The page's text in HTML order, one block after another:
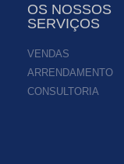
OS NOSSOS
SERVIÇOS
VENDAS
ARRENDAMENTO
CONSULTORIA